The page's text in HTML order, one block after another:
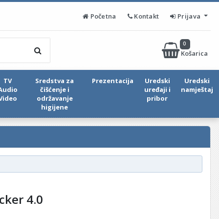
Početna Kontakt Prijava
Košarica
0
TV
Sredstva za
čišćenje i
održavanje
higijene
Prezentacija
Uredski
uređaji i
pribor
Uredski
namještaj
4.0